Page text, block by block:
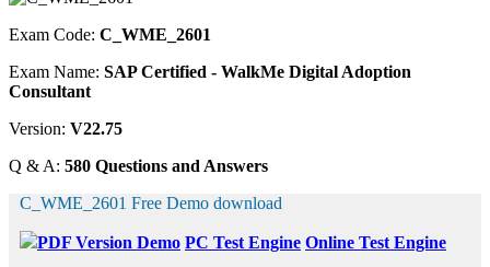
Exam Code: C_WME_2601
Exam Name: SAP Certified - WalkMe Digital Adoption
Consultant
Version: V22.75
Q & A: 580 Questions and Answers
C_WME_2601 Free Demo download
PDF Version Demo PC Test Engine Online Test Engine